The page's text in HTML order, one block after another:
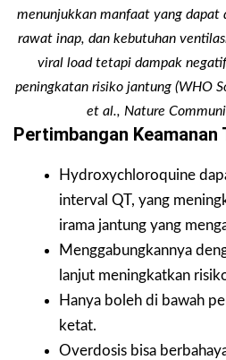
menunjukkan manfaat yang dapat
rawat inap, dan kebutuhan
viral load tetapi dampak
peningkatan risiko jantung (WHO
et al., Nature
Pertimbangan Keamanan
Hydroxychloroquine
interval QT, yang
irama jantung yang
Menggabungkannya
lanjut meningkatkan
Hanya boleh di bawah
ketat.
Overdosis bisa